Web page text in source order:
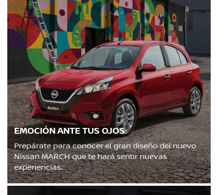
EMOCIÓN ANTE TUS OJOS
Prepárate para conocer el gran diseño del nuevo
Nissan MARCH que te hará sentir nuevas
experiencias.